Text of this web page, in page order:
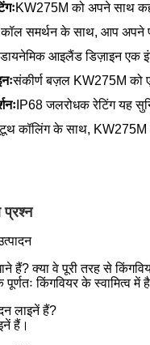
KW275M को अपने साथ
समर्थन के साथ, आप अपने
डायनेमिक आइलैंड डिज़ाइन एक
संकीर्ण बज़ल KW275M को
IP68 जलरोधक रेटिंग यह
कॉलिंग के साथ, KW275M
हैं? क्या वे पूरी तरह से
किंगवियर के स्वामित्व
लाइनें हैं?
हैं।